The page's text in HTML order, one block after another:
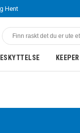
Hent
KEEPER